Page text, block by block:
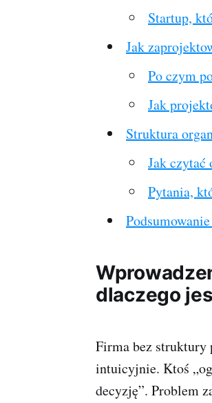
Startup,
Jak
Po czym
Jak
Struktura
Jak czytać
Pytania,
dlaczego
Firma bez struktury
intuicyjnie. Ktoś
decyzję”. Problem